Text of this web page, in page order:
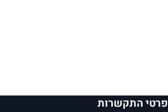
פרטי התקשרות